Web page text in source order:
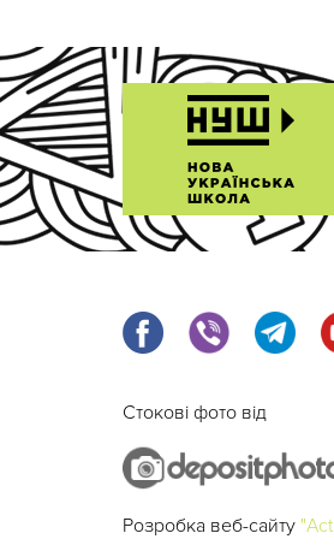
Стокові фото від
Розробка веб-сайту